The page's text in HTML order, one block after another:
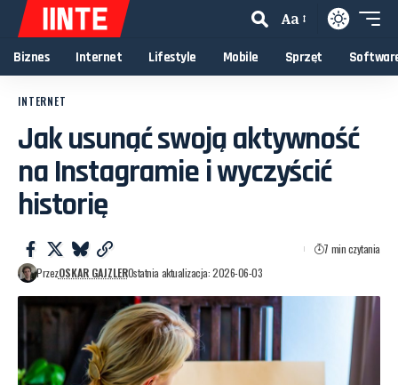
Aa
Biznes Internet Lifestyle Mobile Sprzęt
INTERNET
Jak usunąć swoją aktywność
na Instagramie i wyczyścić
historię
PrzezOSKAR GAJZLEROstatnia aktualizacja: 2026-06-03
7 min czytania